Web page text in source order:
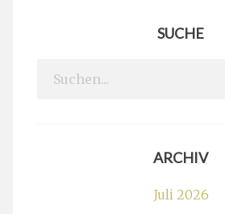
SUCHE
Search
ARCHIV
Juli 2026